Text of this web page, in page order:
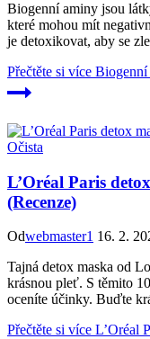
Biogenní aminy jsou
které mohou mít
je detoxikovat, aby se
Přečtěte si více Biogenní
Očista
L’Oréal Paris
(Recenze)
Odwebmaster1 16. 2.
Tajná detox maska od
krásnou pleť. S těmito
oceníte účinky. Buďte
Přečtěte si více L’Oréal